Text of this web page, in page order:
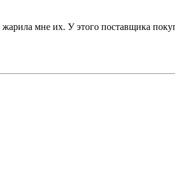
мне их. У этого поставщика